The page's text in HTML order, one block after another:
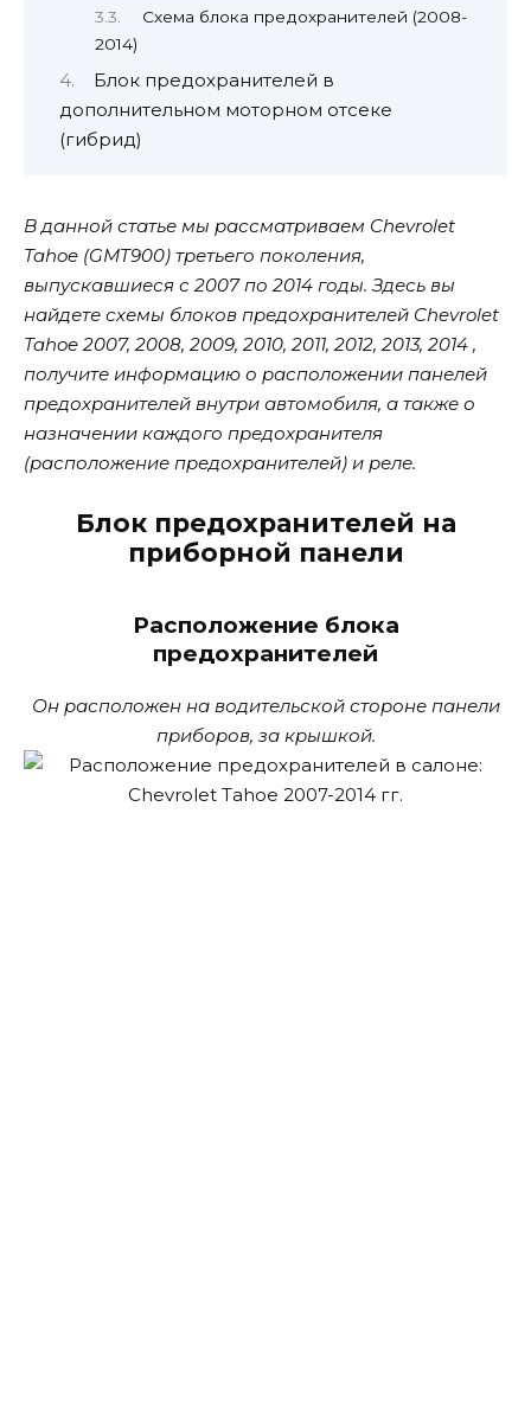
Схема блока предохранителей (2008-
2014)
Блок предохранителей в
дополнительном моторном отсеке
(гибрид)
В данной статье мы рассматриваем Chevrolet
Tahoe (GMT900) третьего поколения,
выпускавшиеся с 2007 по 2014 годы. Здесь вы
найдете схемы блоков предохранителей Chevrolet
Tahoe 2007, 2008, 2009, 2010, 2011, 2012, 2013, 2014 ,
получите информацию о расположении панелей
предохранителей внутри автомобиля, а также о
назначении каждого предохранителя
(расположение предохранителей) и реле.
Блок предохранителей на
приборной панели
Расположение блока
предохранителей
Он расположен на водительской стороне панели
приборов, за крышкой.